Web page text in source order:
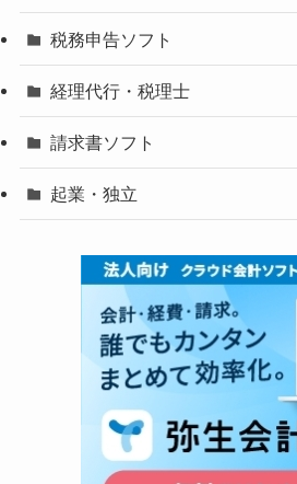
税務申告ソフト
経理代行・税理士
請求書ソフト
起業・独立